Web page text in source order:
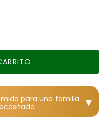
para una familia
▼